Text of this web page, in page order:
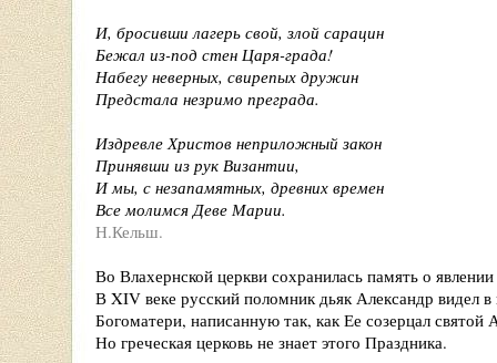
И, бросивши лагерь свой, злой сарацин
Бежал из-под стен Царя-града!
Набегу неверных, свирепых дружин
Предстала незримо преграда.
Издревле Христов неприложный закон
Принявши из рук Византии,
И мы, с незапамятных, древних времен
Все молимся Деве Марии.
Н.Кельш.
Во Влахернской церкви сохранилась память о
В XIV веке русский поломник дьяк Александр видел
Богоматери, написанную так, как Ее созерцал святой
Но греческая церковь не знает этого Праздника.